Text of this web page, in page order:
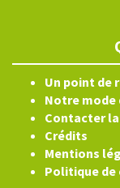
Un point de
Notre
Contacter
Crédits
Mentions
Politique